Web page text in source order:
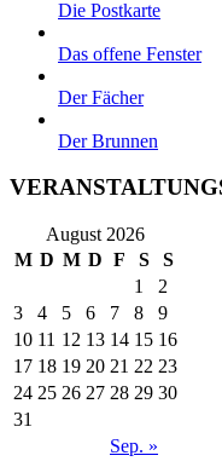
Die Postkarte
Das offene Fenster
Der Fächer
Der Brunnen
August 2026
M D M D F S S
Sep. »
1
2
3
4 5 6 7 8
9
10 11 12 13 14 15 16
17 18 19 20 21 22 23
24 25 26 27 28 29 30
31